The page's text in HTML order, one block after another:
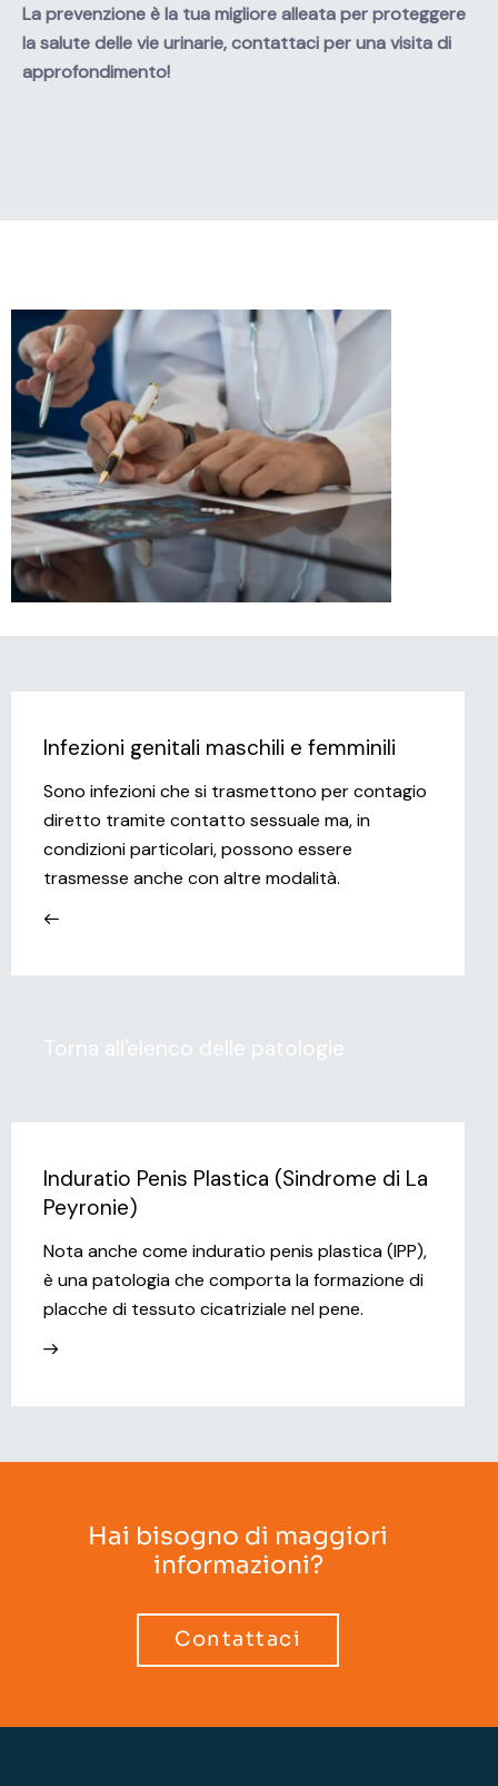
La prevenzione è la tua migliore alleata per proteggere
la salute delle vie urinarie, contattaci per una visita di
approfondimento!
Infezioni genitali maschili e femminili
Sono infezioni che si trasmettono per contagio
diretto tramite contatto sessuale ma, in
condizioni particolari, possono essere
trasmesse anche con altre modalità.
Torna all'elenco delle patologie
Induratio Penis Plastica (Sindrome di La
Peyronie)
Nota anche come induratio penis plastica (IPP),
è una patologia che comporta la formazione di
placche di tessuto cicatriziale nel pene.
Hai bisogno di maggiori
informazioni?
Contattaci